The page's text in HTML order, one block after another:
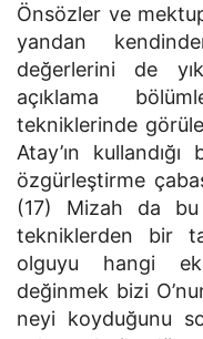
Önsözler ve
yandan
değerlerini de
açıklama
tekniklerinde
Atay’ın
özgürleştirme
(17) Mizah da
tekniklerden bir
olguyu hangi
değinmek bizi
neyi koyduğunu